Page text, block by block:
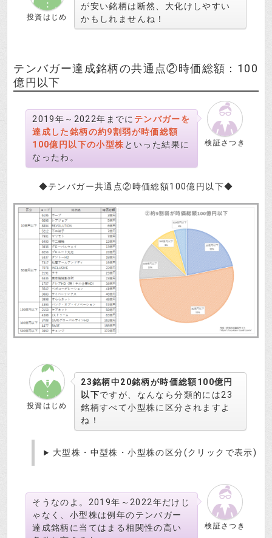
投資はじめ
が安い銘柄は断然、大化けしやすい
かもしれませんね！
テンバガー達成銘柄の共通点②時価総額：100
億円以下
検証さつき
2019年～2022年までに テンバガーを
達成した銘柄の約9割弱が時価総額
100億円以下の小型株 といった結果に
なったわ。
◆テンバガー共通点②時価総額100億円以下◆
投資はじめ
23銘柄中20銘柄が時価総額100億円
以下ですが、なんなら分類的には23
銘柄すべて小型株に区分されますよ
ね！
大型株・中型株・小型株の区分(クリックで表示)
検証さつき
そうなのよ。2019年～2022年だけじ
ゃなく、小型株は例年のテンバガー
達成銘柄に当てはまる相関性の高い